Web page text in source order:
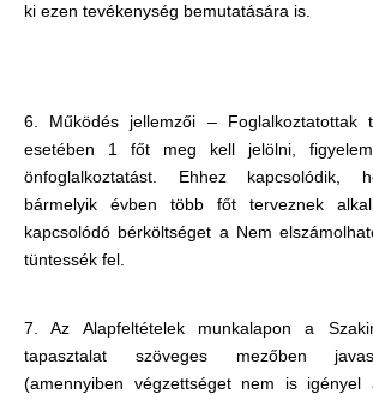
ki ezen tevékenység bemutatására is.
6. Működés jellemzői – Foglalkoztatottak
esetében 1 főt meg kell jelölni,
önfoglalkoztatást. Ehhez kapcsolódik,
bármelyik évben több főt terveznek
kapcsolódó bérköltséget a Nem
tüntessék fel.
7. Az Alapfeltételek munkalapon a
tapasztalat szöveges mezőben
(amennyiben végzettséget nem is igényel